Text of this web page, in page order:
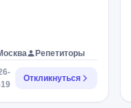
Репетиторы
Откликнуться